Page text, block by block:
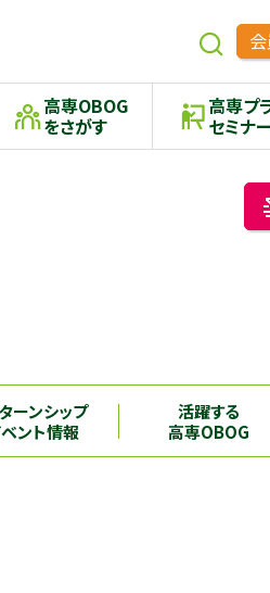
高専OBOG
をさがす
高専プ
セミナー
ーンシップ
ベント情報
活躍する
高専OBOG